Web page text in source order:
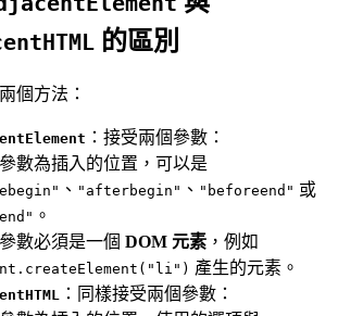
的區別
個方法：
：接受兩個參數：
數為插入的位置，可以是
、 "afterbegin" 、 "beforeend" 或
。
數必須是一個 DOM 元素 ，例如
產生的元素。
：同樣接受兩個參數：